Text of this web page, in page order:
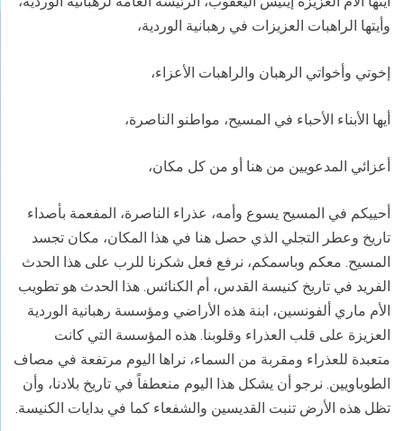
وأيتها الراهبات العزيزات في رهبانية الوردية،
إخوتي وأخواتي الرهبان والراهبات الأعزاء،
أيها الأبناء الأحباء في المسيح، مواطنو الناصرة،
أعزائي المدعويين من هنا أو من كل مكان،
أحييكم في المسيح يسوع وأمه، عذراء الناصرة، المفعمة بأصداء
تاريخ وعطر التجلي الذي حصل هنا في هذا المكان، مكان تجسد
المسيح. معكم وباسمكم، نرفع فعل شكرنا للرب على هذا الحدث
الفريد في تاريخ كنيسة القدس، أم الكنائس. هذا الحدث هو تطويب
الأم ماري ألفونسين، ابنة هذه الأراضي ومؤسسة رهبانية الوردية
العزيزة على قلب العذراء وقلوبنا. هذه المؤسسة التي كانت
متعبدة للعذراء ومقربة من السماء، نراها اليوم مرتفعة في مصاف
الطوباويين. نرجو أن يشكل هذا اليوم منعطفاً في تاريخ بلادنا، وأن
تظل هذه الأرض تنبت القديسين والشفعاء كما في بدايات الكنيسة.